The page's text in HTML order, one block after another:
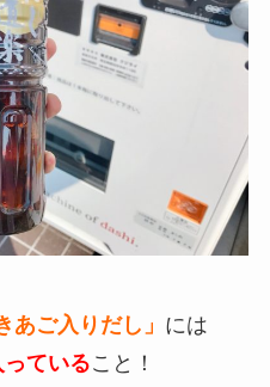
あご入りだし」 には
っていること！